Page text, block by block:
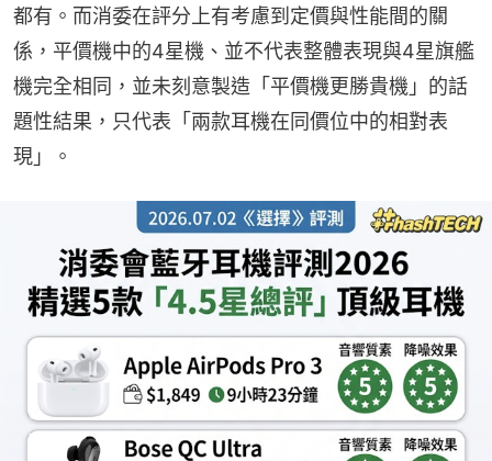
都有。而消委在評分上有考慮到定價與性能間的關
係，平價機中的4星機、並不代表整體表現與4星旗艦
機完全相同，並未刻意製造「平價機更勝貴機」的話
題性結果，只代表「兩款耳機在同價位中的相對表
現」。